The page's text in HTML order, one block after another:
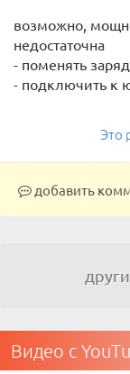
возможно,
недостаточна
- поменять
- подключить к
Это
добавить
Видео с